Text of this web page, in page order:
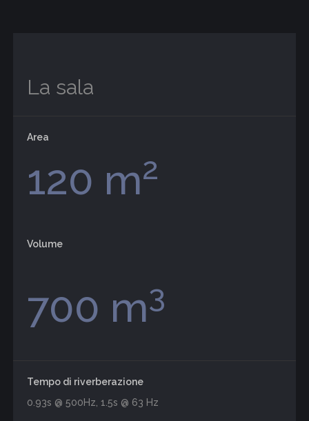
La sala
Area
120 m2
Volume
700 m3
Tempo di riverberazione
0.93s @ 500Hz, 1.5s @ 63 Hz